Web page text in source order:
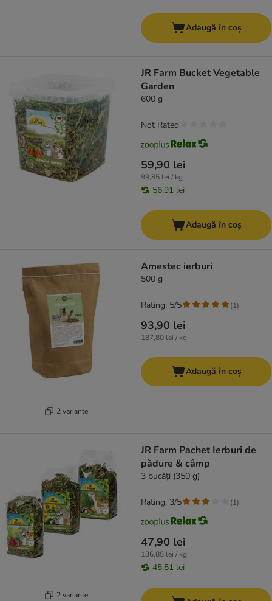
Adaugă în coș
JR Farm Bucket Vegetable
Garden
600 g
59,90 lei
99,85 lei / kg
56,91 lei
Not Rated
Adaugă în coș
2 variante
Amestec ierburi
500 g
93,90 lei
187,80 lei / kg
Rating: 5/5 (1)
Adaugă în coș
2 variante
JR Farm Pachet Ierburi de
pădure & câmp
3 bucăți (350 g)
47,90 lei
136,85 lei / kg
45,51 lei
Rating: 3/5 (1)